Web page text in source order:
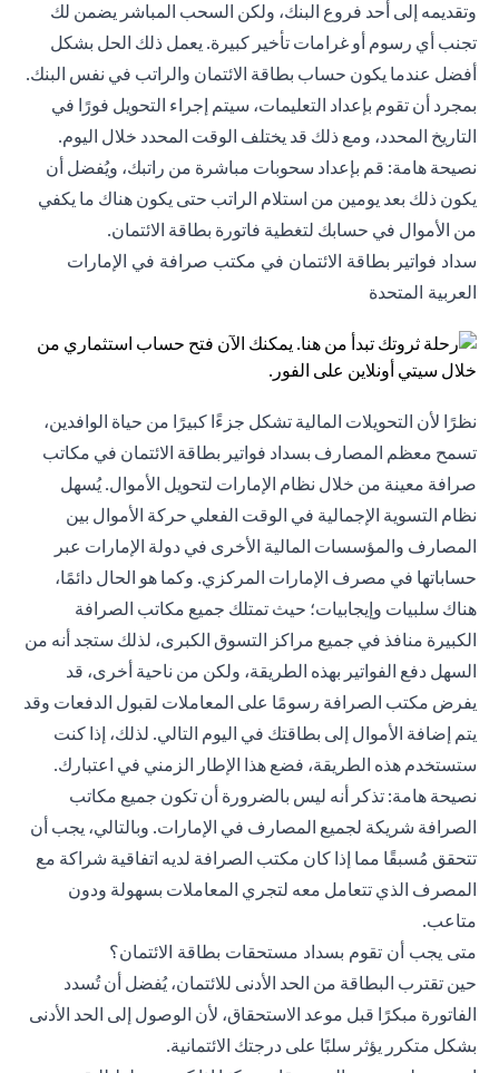
وتقديمه إلى أحد فروع البنك، ولكن السحب المباشر يضمن لك
تجنب أي رسوم أو غرامات تأخير كبيرة. يعمل ذلك الحل بشكل
أفضل عندما يكون حساب بطاقة الائتمان والراتب في نفس البنك.
بمجرد أن تقوم بإعداد التعليمات، سيتم إجراء التحويل فورًا في
التاريخ المحدد، ومع ذلك قد يختلف الوقت المحدد خلال اليوم.
نصيحة هامة: قم بإعداد سحوبات مباشرة من راتبك، ويُفضل أن
يكون ذلك بعد يومين من استلام الراتب حتى يكون هناك ما يكفي
من الأموال في حسابك لتغطية فاتورة بطاقة الائتمان.
سداد فواتير بطاقة الائتمان في مكتب صرافة في الإمارات
العربية المتحدة
نظرًا لأن التحويلات المالية تشكل جزءًا كبيرًا من حياة الوافدين،
تسمح معظم المصارف بسداد فواتير بطاقة الائتمان في مكاتب
صرافة معينة من خلال نظام الإمارات لتحويل الأموال. يُسهل
نظام التسوية الإجمالية في الوقت الفعلي حركة الأموال بين
المصارف والمؤسسات المالية الأخرى في دولة الإمارات عبر
حساباتها في مصرف الإمارات المركزي. وكما هو الحال دائمًا،
هناك سلبيات وإيجابيات؛ حيث تمتلك جميع مكاتب الصرافة
الكبيرة منافذ في جميع مراكز التسوق الكبرى، لذلك ستجد أنه من
السهل دفع الفواتير بهذه الطريقة، ولكن من ناحية أخرى، قد
يفرض مكتب الصرافة رسومًا على المعاملات لقبول الدفعات وقد
يتم إضافة الأموال إلى بطاقتك في اليوم التالي. لذلك، إذا كنت
ستستخدم هذه الطريقة، فضع هذا الإطار الزمني في اعتبارك.
نصيحة هامة: تذكر أنه ليس بالضرورة أن تكون جميع مكاتب
الصرافة شريكة لجميع المصارف في الإمارات. وبالتالي، يجب أن
تتحقق مُسبقًا مما إذا كان مكتب الصرافة لديه اتفاقية شراكة مع
المصرف الذي تتعامل معه لتجري المعاملات بسهولة ودون
متاعب.
متى يجب أن تقوم بسداد مستحقات بطاقة الائتمان؟
حين تقترب البطاقة من الحد الأدنى للائتمان، يُفضل أن تُسدد
الفاتورة مبكرًا قبل موعد الاستحقاق، لأن الوصول إلى الحد الأدنى
بشكل متكرر يؤثر سلبًا على درجتك الائتمانية.